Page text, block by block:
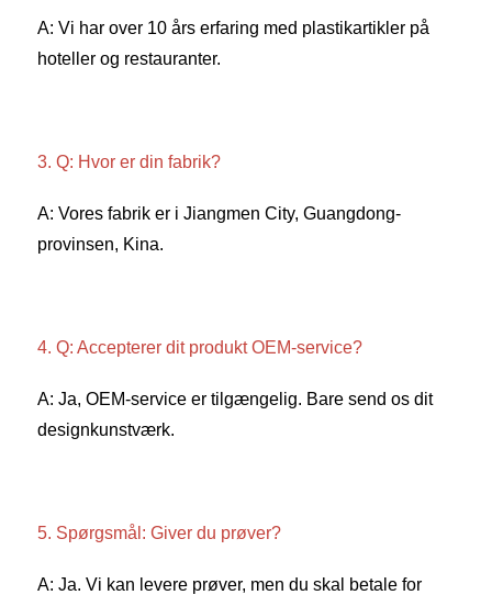
A: Vi har over 10 års erfaring med plastikartikler på
hoteller og restauranter.
3. Q: Hvor er din fabrik?
A: Vores fabrik er i Jiangmen City, Guangdong-
provinsen, Kina.
4. Q: Accepterer dit produkt OEM-service?
A: Ja, OEM-service er tilgængelig. Bare send os dit
designkunstværk.
5. Spørgsmål: Giver du prøver?
A: Ja. Vi kan levere prøver, men du skal betale for